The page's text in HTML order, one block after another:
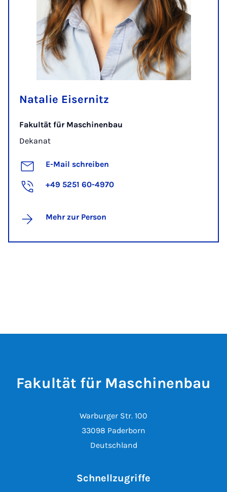
Natalie Eisernitz
Fakultät für Maschinenbau
Dekanat
E-Mail schreiben
+49 5251 60-4970
Mehr zur Person
Fakultät für Maschinenbau
Warburger Str. 100
33098 Paderborn
Deutschland
Schnellzugriffe